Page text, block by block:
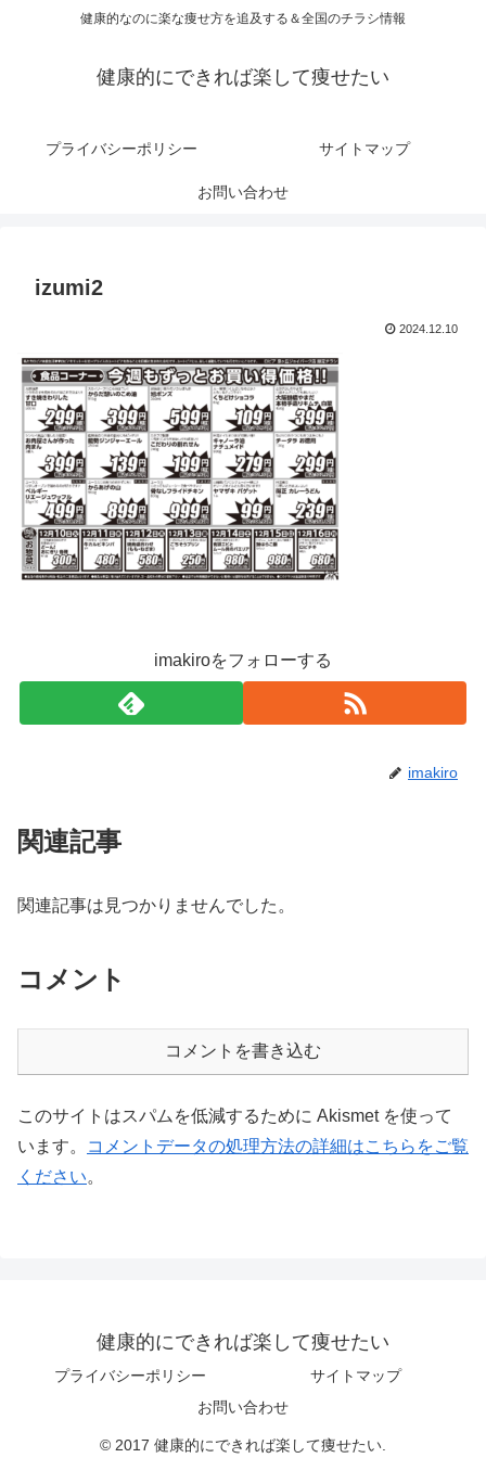
健康的なのに楽な痩せ方を追及する＆全国のチラシ情報
健康的にできれば楽して痩せたい
プライバシーポリシー サイトマップ
お問い合わせ
izumi2
2024.12.10
imakiroをフォローする
imakiro
関連記事
関連記事は見つかりませんでした。
コメント
コメントを書き込む
このサイトはスパムを低減するために Akismet を使って
います。
コメントデータの処理方法の詳細はこちらをご覧
ください。
健康的にできれば楽して痩せたい
プライバシーポリシー
サイトマップ
お問い合わせ
© 2017 健康的にできれば楽して痩せたい.